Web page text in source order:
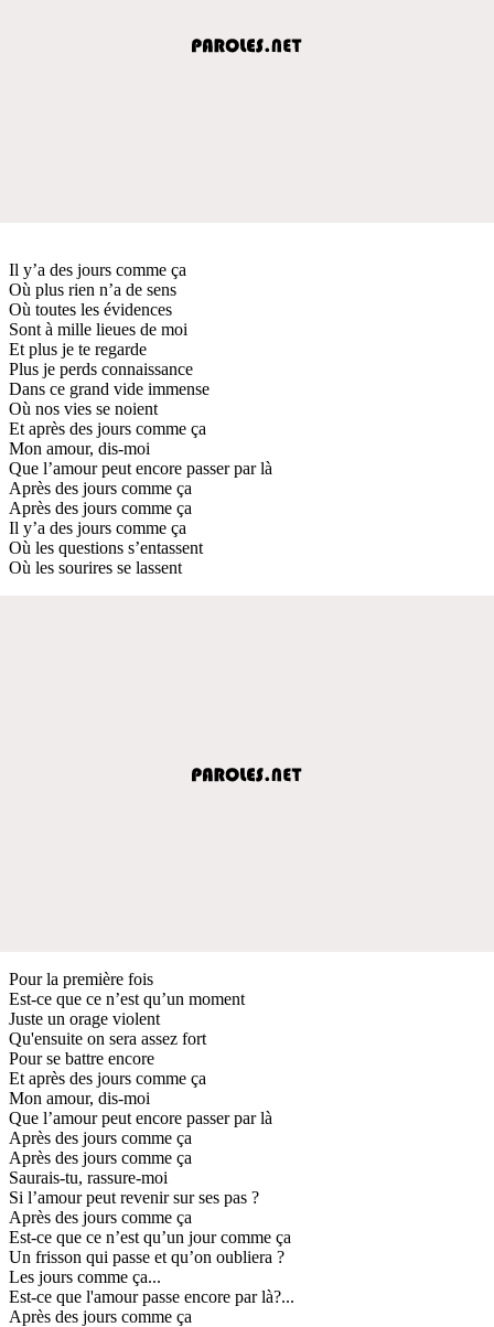
Il y’a des jours comme ça
Où plus rien n’a de sens
Où toutes les évidences
Sont à mille lieues de moi
Et plus je te regarde
Plus je perds connaissance
Dans ce grand vide immense
Où nos vies se noient
Et après des jours comme ça
Mon amour, dis-moi
Que l’amour peut encore passer par là
Après des jours comme ça
Après des jours comme ça
Il y’a des jours comme ça
Où les questions s’entassent
Où les sourires se lassent
Pour la première fois
Est-ce que ce n’est qu’un moment
Juste un orage violent
Qu'ensuite on sera assez fort
Pour se battre encore
Et après des jours comme ça
Mon amour, dis-moi
Que l’amour peut encore passer par là
Après des jours comme ça
Après des jours comme ça
Saurais-tu, rassure-moi
Si l’amour peut revenir sur ses pas ?
Après des jours comme ça
Est-ce que ce n’est qu’un jour comme ça
Un frisson qui passe et qu’on oubliera ?
Les jours comme ça...
Est-ce que l'amour passe encore par là?...
Après des jours comme ça